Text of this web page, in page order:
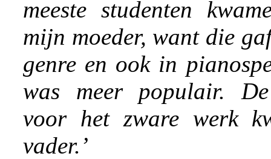
meeste studenten
mijn moeder, want die
genre en ook in
was meer populair. De
voor het zware werk
vader.’